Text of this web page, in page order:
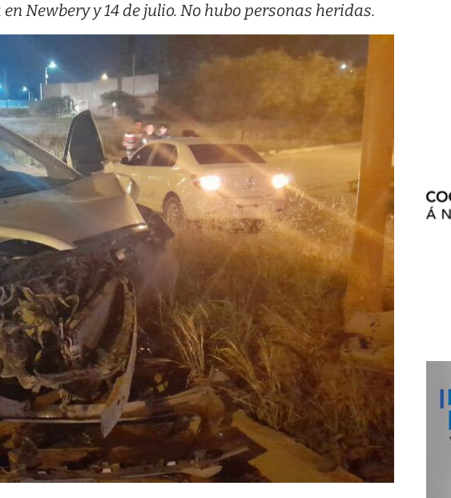
Newbery y 14 de julio. No hubo personas heridas.